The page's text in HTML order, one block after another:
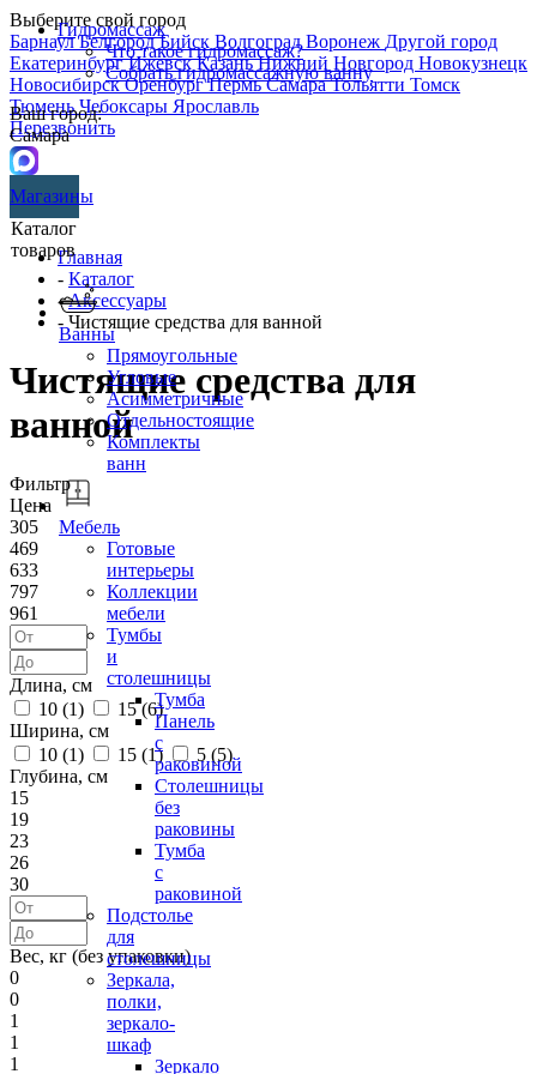
Выберите свой город
БарнаулБелгородБийск ВолгоградВоронеж Другой город
ЕкатеринбургИжевскКазаньНижний Новгород Новокузнецк
НовосибирскОренбургПермьСамараТольятти Томск
ТюменьЧебоксары Ярославль
Перезвонить
Гидромассаж
Что такое гидромассаж?
Собрать гидромассажную ванну
Ваш город:
Самара
Магазины
Каталог
товаров
Ванны
Прямоугольные
Угловые
Асимметричные
Отдельностоящие
Комплекты
ванн
Мебель
Готовые
интерьеры
Коллекции
мебели
Тумбы
и
столешницы
Тумба
Панель
с
раковиной
Столешницы
без
раковины
Тумба
с
раковиной
Подстолье
для
столешницы
Зеркала,
полки,
зеркало-
шкаф
Зеркало
Главная
- Каталог
-Аксессуары
- Чистящие средства для ванной
Чистящие средства для
ванной
Фильтр
Цена
305
469
633
797
961
Длина, см
10 (1) 15 (6)
Ширина, см
10 (1) 15 (1) 5 (5)
Глубина, см
15
19
23
26
30
Вес, кг (без упаковки)
0
0
1
1
1